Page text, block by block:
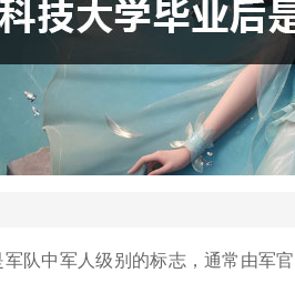
队中军人级别的标志，通常由军